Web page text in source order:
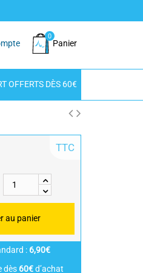
0
Panier
OFFERTS DÈS 60€
TTC
au panier
: 6,90€
dès 60€d’achat